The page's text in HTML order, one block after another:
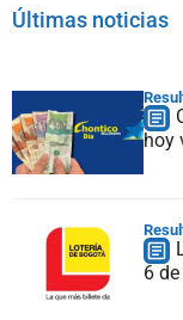
Últimas noticias
hoy
6